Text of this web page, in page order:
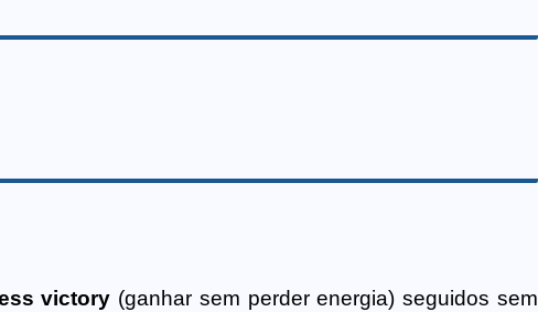
victory (ganhar sem perder energia) seguidos sem